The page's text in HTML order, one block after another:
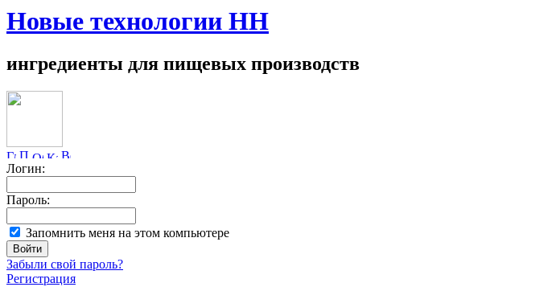
Новые технологии НН
ингредиенты для пищевых производств
Логин:
Пароль:
Запомнить меня на этом компьютере
Забыли свой пароль?
Регистрация